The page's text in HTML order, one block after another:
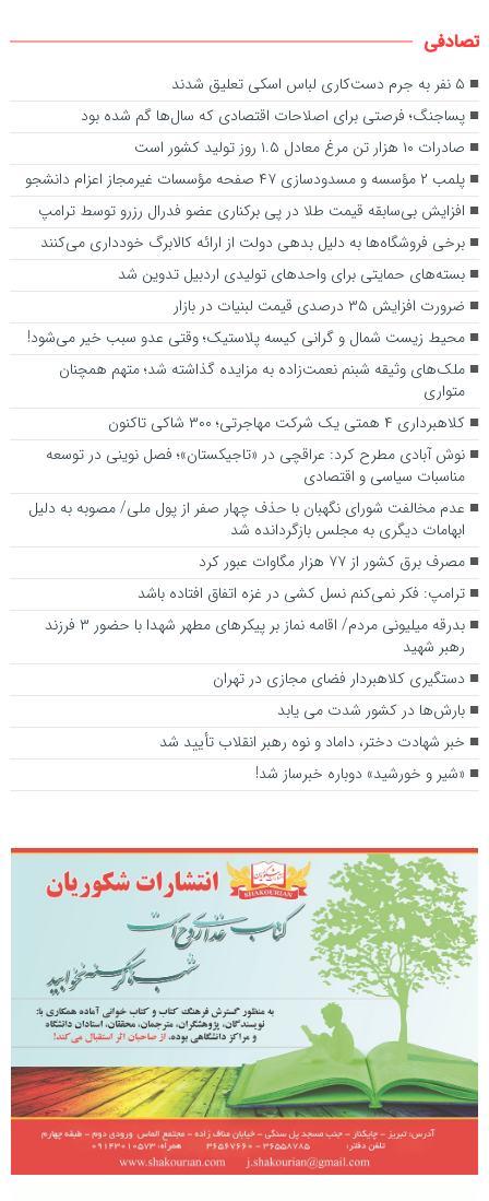
تصادفی
۵ نفر به جرم دست‌کاری لباس اسکی تعلیق شدند
پساجنگ؛ فرصتی برای اصلاحات اقتصادی که سال‌ها گم شده بود
صادرات ۱۰ هزار تن مرغ معادل ۱.۵ روز تولید کشور است
پلمب ۲ مؤسسه و مسدودسازی ۴۷ صفحه مؤسسات غیرمجاز اعزام دانشجو
افزایش بی‌سابقه قیمت طلا در پی برکناری عضو فدرال رزرو توسط ترامپ
برخی فروشگاه‌ها به دلیل بدهی دولت از ارائه کالابرگ خودداری می‌کنند
بسته‌های حمایتی برای واحدهای تولیدی اردبیل تدوین شد
ضرورت افزایش ۳۵ درصدی قیمت لبنیات در بازار
محیط زیست شمال و گرانی کیسه پلاستیک؛ وقتی عدو سبب خیر می‌شود!
ملک‌های وثیقه شبنم نعمت‌زاده به مزایده گذاشته شد؛ متهم همچنان
متواری
کلاهبرداری ۴ همتی یک شرکت مهاجرتی؛ ۳۰۰ شاکی تاکنون
نوش آبادی مطرح کرد: عراقچی در «تاجیکستان»؛ فصل نوینی در توسعه
مناسبات سیاسی و اقتصادی
عدم مخالفت شورای نگهبان با حذف چهار صفر از پول ملی/ مصوبه به دلیل
ابهامات دیگری به مجلس بازگردانده شد
مصرف برق کشور از ۷۷ هزار مگاوات عبور کرد
ترامپ: فکر نمی‌کنم نسل کشی در غزه اتفاق افتاده باشد
بدرقه میلیونی مردم/ اقامه نماز بر پیکرهای مطهر شهدا با حضور ۳ فرزند
رهبر شهید
دستگیری کلاهبردار فضای مجازی در تهران
بارش‌ها در کشور شدت می یابد
خبر شهادت دختر، داماد و نوه رهبر انقلاب تأیید شد
«شیر و خورشید» دوباره خبرساز شد!